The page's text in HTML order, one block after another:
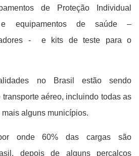
de Proteção Individual
e equipamentos de saúde –
- e kits de teste para o
no Brasil estão sendo
aéreo, incluindo todas as
alguns municípios.
onde 60% das cargas são
depois de alguns percalços